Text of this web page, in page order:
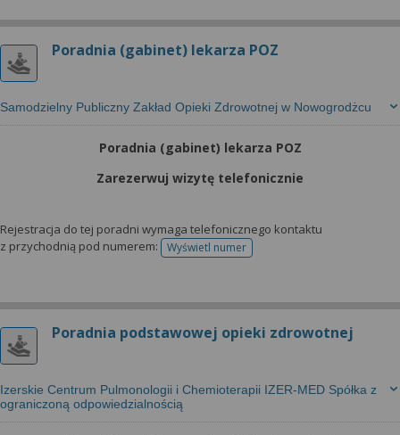
Poradnia (gabinet) lekarza POZ
Samodzielny Publiczny Zakład Opieki Zdrowotnej w Nowogrodżcu
Poradnia (gabinet) lekarza POZ
Zarezerwuj wizytę telefonicznie
Rejestracja do tej poradni wymaga telefonicznego kontaktu
z przychodnią pod numerem:
Wyświetl numertelefonu do rejestracji
Poradnia podstawowej opieki zdrowotnej
Izerskie Centrum Pulmonologii i Chemioterapii IZER-MED Spółka z
ograniczoną odpowiedzialnością